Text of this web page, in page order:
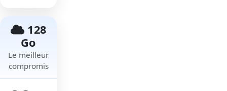
128
Go
Le meilleur
compromis